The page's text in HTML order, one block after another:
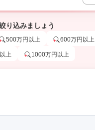
り込みましょう
500万円以上 600万円以上
上 1000万円以上